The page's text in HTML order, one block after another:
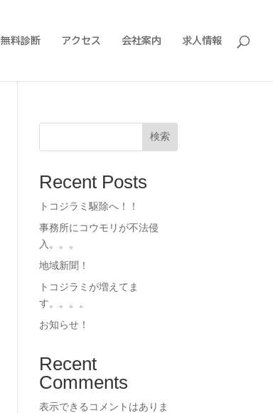
無料診断 アクセス 会社案内 求人情報
検索
Recent Posts
トコジラミ駆除へ！！
事務所にコウモリが不法侵
入。。。
地域新聞！
トコジラミが増えてま
す。。。。
お知らせ！
Recent
Comments
表示できるコメントはありま